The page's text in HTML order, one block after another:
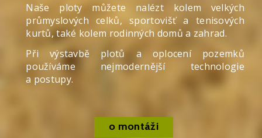
Naše ploty můžete nalézt kolem velkých
průmyslových celků, sportovišť a tenisových
kurtů, také kolem rodinných domů a zahrad.
Při výstavbě plotů a oplocení pozemků
používáme nejmodernější technologie
a postupy.
o montáži